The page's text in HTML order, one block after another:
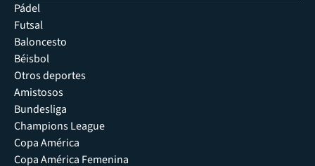
Pádel
Futsal
Baloncesto
Béisbol
Otros deportes
Amistosos
Bundesliga
Champions League
Copa América
Copa América Femenina